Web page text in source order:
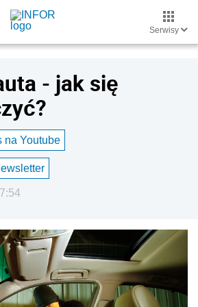
Serwisy
- jak się
na Youtube